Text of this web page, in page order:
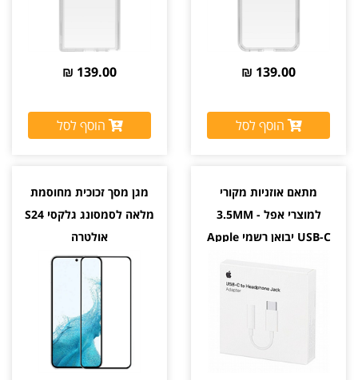
139.00 ₪
הוסף לסל
139.00 ₪
הוסף לסל
מתאם אוזניות מקורי
למוצרי אפל 3.5MM -
USB-C יבואן רשמי Apple
מגן מסך זכוכית מחוסמת
מלאה לסמסונג גלקסי S24
אולטרה